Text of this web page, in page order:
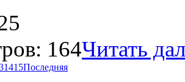
164Читать
1415Последняя